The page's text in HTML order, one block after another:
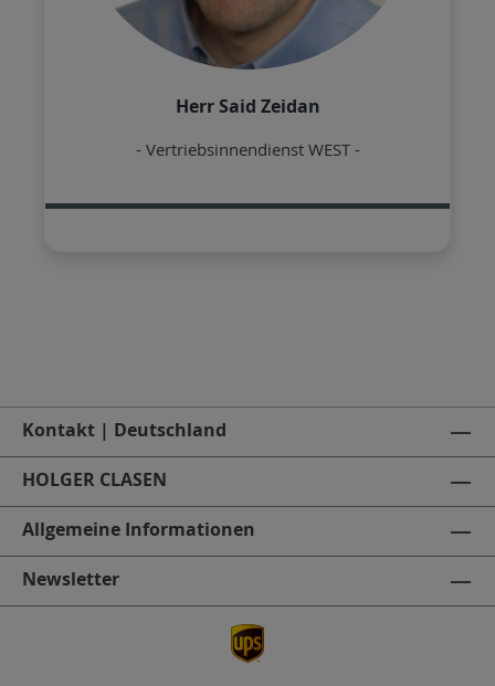
Herr Said Zeidan
- Vertriebsinnendienst WEST -
Kontakt | Deutschland
HOLGER CLASEN
Allgemeine Informationen
Newsletter